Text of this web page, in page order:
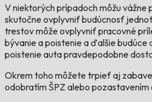
V niektorých prípadoch môžu vážne
skutočne ovplyvniť budúcnosť
trestov môže ovplyvniť pracovné
bývanie a poistenie a ďalšie budúce
poistenie auta pravdepodobne
Okrem toho môžete trpieť aj
odobratím ŠPZ alebo pozastavením